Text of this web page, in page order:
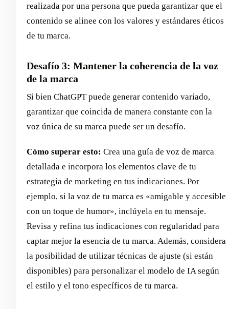
realizada por una persona que pueda garantizar que el
contenido se alinee con los valores y estándares éticos
de tu marca.
Desafío 3: Mantener la coherencia de la voz
de la marca
Si bien ChatGPT puede generar contenido variado,
garantizar que coincida de manera constante con la
voz única de su marca puede ser un desafío.
Cómo superar esto: Crea una guía de voz de marca
detallada e incorpora los elementos clave de tu
estrategia de marketing en tus indicaciones. Por
ejemplo, si la voz de tu marca es «amigable y accesible
con un toque de humor», inclúyela en tu mensaje.
Revisa y refina tus indicaciones con regularidad para
captar mejor la esencia de tu marca. Además, considera
la posibilidad de utilizar técnicas de ajuste (si están
disponibles) para personalizar el modelo de IA según
el estilo y el tono específicos de tu marca.